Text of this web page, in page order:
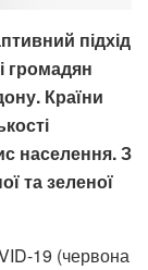
підхід
громадян
Країни
населення. З
та зеленої
19 (червона